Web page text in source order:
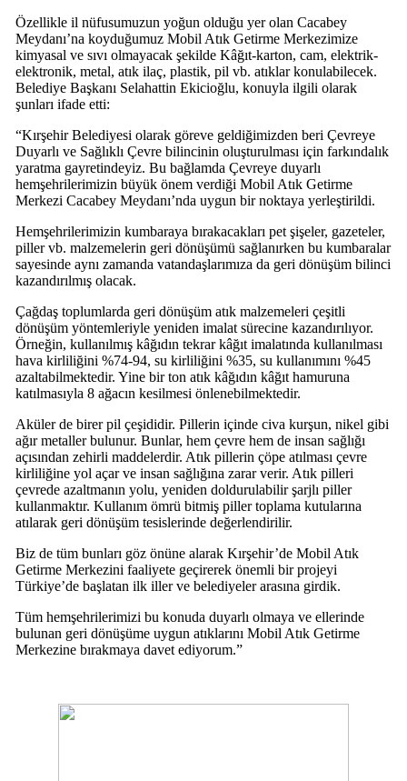
Özellikle il nüfusumuzun yoğun olduğu yer olan Cacabey
Meydanı’na koyduğumuz Mobil Atık Getirme Merkezimize
kimyasal ve sıvı olmayacak şekilde Kâğıt-karton, cam, elektrik-
elektronik, metal, atık ilaç, plastik, pil vb. atıklar konulabilecek.
Belediye Başkanı Selahattin Ekicioğlu, konuyla ilgili olarak
şunları ifade etti:
“Kırşehir Belediyesi olarak göreve geldiğimizden beri Çevreye
Duyarlı ve Sağlıklı Çevre bilincinin oluşturulması için farkındalık
yaratma gayretindeyiz. Bu bağlamda Çevreye duyarlı
hemşehrilerimizin büyük önem verdiği Mobil Atık Getirme
Merkezi Cacabey Meydanı’nda uygun bir noktaya yerleştirildi.
Hemşehrilerimizin kumbaraya bırakacakları pet şişeler, gazeteler,
piller vb. malzemelerin geri dönüşümü sağlanırken bu kumbaralar
sayesinde aynı zamanda vatandaşlarımıza da geri dönüşüm bilinci
kazandırılmış olacak.
Çağdaş toplumlarda geri dönüşüm atık malzemeleri çeşitli
dönüşüm yöntemleriyle yeniden imalat sürecine kazandırılıyor.
Örneğin, kullanılmış kâğıdın tekrar kâğıt imalatında kullanılması
hava kirliliğini %74-94, su kirliliğini %35, su kullanımını %45
azaltabilmektedir. Yine bir ton atık kâğıdın kâğıt hamuruna
katılmasıyla 8 ağacın kesilmesi önlenebilmektedir.
Aküler de birer pil çeşididir. Pillerin içinde civa kurşun, nikel gibi
ağır metaller bulunur. Bunlar, hem çevre hem de insan sağlığı
açısından zehirli maddelerdir. Atık pillerin çöpe atılması çevre
kirliliğine yol açar ve insan sağlığına zarar verir. Atık pilleri
çevrede azaltmanın yolu, yeniden doldurulabilir şarjlı piller
kullanmaktır. Kullanım ömrü bitmiş piller toplama kutularına
atılarak geri dönüşüm tesislerinde değerlendirilir.
Biz de tüm bunları göz önüne alarak Kırşehir’de Mobil Atık
Getirme Merkezini faaliyete geçirerek önemli bir projeyi
Türkiye’de başlatan ilk iller ve belediyeler arasına girdik.
Tüm hemşehrilerimizi bu konuda duyarlı olmaya ve ellerinde
bulunan geri dönüşüme uygun atıklarını Mobil Atık Getirme
Merkezine bırakmaya davet ediyorum.”